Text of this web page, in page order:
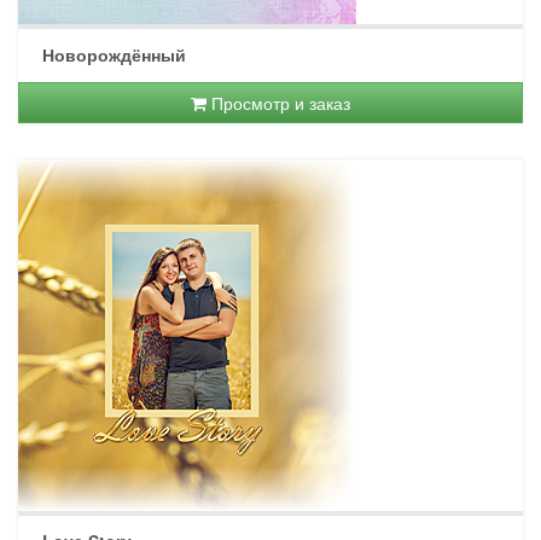
Новорождённый
Просмотр и заказ